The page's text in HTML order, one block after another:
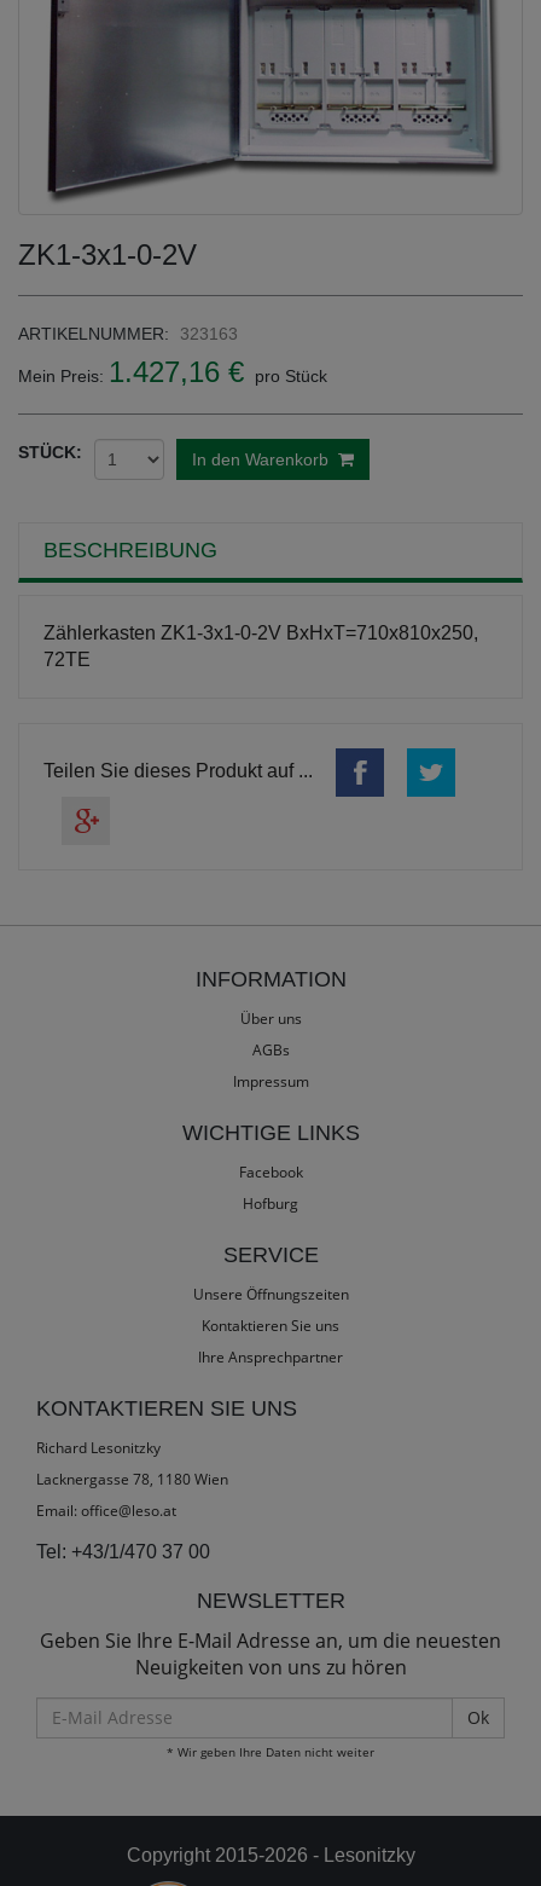
ZK1-3x1-0-2V
ARTIKELNUMMER: 323163
Mein Preis: 1.427,16 € pro Stück
STÜCK: In den Warenkorb
BESCHREIBUNG
Zählerkasten ZK1-3x1-0-2V BxHxT=710x810x250,
72TE
Teilen Sie dieses Produkt auf ...
INFORMATION
Über uns
AGBs
Impressum
WICHTIGE LINKS
Facebook
Hofburg
SERVICE
Unsere Öffnungszeiten
Kontaktieren Sie uns
Ihre Ansprechpartner
KONTAKTIEREN SIE UNS
Richard Lesonitzky
Lacknergasse 78, 1180 Wien
Email: office@leso.at
Tel: +43/1/470 37 00
NEWSLETTER
Geben Sie Ihre E-Mail Adresse an, um die neuesten
Neuigkeiten von uns zu hören
Mail
Adresse
* Wir geben Ihre Daten nicht weiter
Copyright 2015-2026 - Lesonitzky